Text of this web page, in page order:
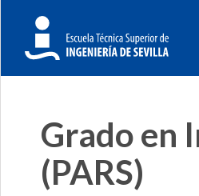
Grado en
(PARS)